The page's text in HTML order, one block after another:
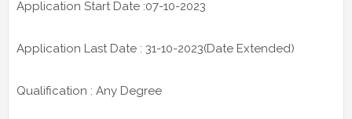
Application Start Date :07-10-2023
Application Last Date : 31-10-2023(Date Extended)
Qualification : Any Degree